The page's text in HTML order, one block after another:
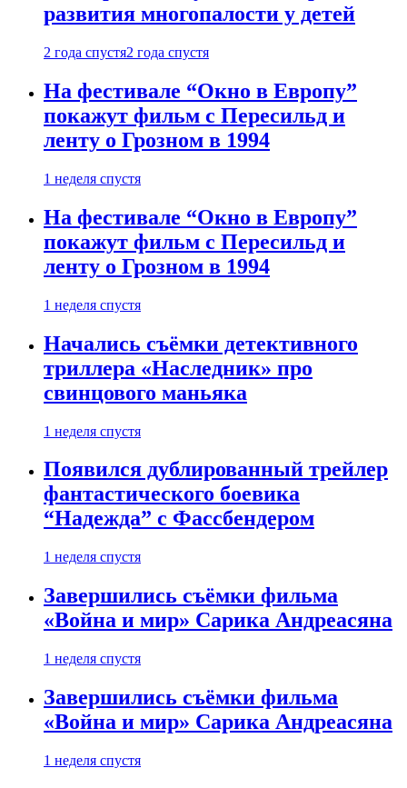
развития многопалости у детей
2 года спустя2 года спустя
На фестивале “Окно в Европу”
покажут фильм с Пересильд и
ленту о Грозном в 1994
1 неделя спустя
На фестивале “Окно в Европу”
покажут фильм с Пересильд и
ленту о Грозном в 1994
1 неделя спустя
Начались съёмки детективного
триллера «Наследник» про
свинцового маньяка
1 неделя спустя
Появился дублированный трейлер
фантастического боевика
“Надежда” с Фассбендером
1 неделя спустя
Завершились съёмки фильма
«Война и мир» Сарика Андреасяна
1 неделя спустя
Завершились съёмки фильма
«Война и мир» Сарика Андреасяна
1 неделя спустя